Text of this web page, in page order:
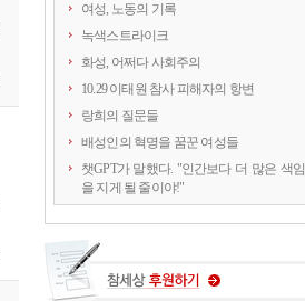
여성, 노동의 기록
녹색스트라이크
화성, 어쩌다 사회주의
10.29 이태원 참사 피해자의 항변
랑희의 질문들
배성인의 혁명을 꿈꾼 여성들
챗GPT가 말했다. "인간보다 더 많은 색임
을 지게 될 줄이야!"
약속의 8회, 위기를 돌려세우는 녹색 스트
라이크
양지로 떠오른 국정원, 이적異的 행위의